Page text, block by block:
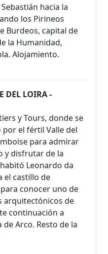
hacia la
los Pirineos
Burdeos, capital de
la Humanidad,
Alojamiento.
DEL LOIRA -
y Tours, donde se
el fértil Valle del
para admirar
y disfrutar de la
Leonardo da
el castillo de
conocer uno de
arquitectónicos de
continuación a
de Arco. Resto de la